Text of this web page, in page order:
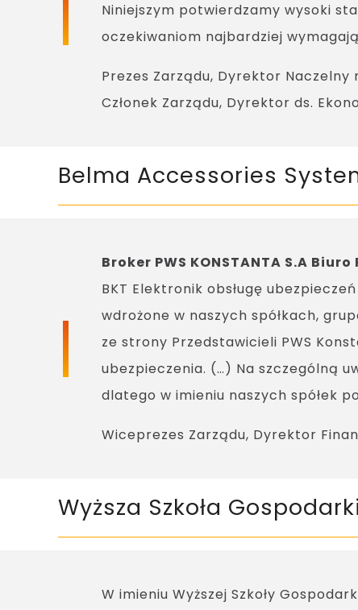
Niniejszym potwierdzamy wysoki
oczekiwaniom najbardziej
Prezes Zarządu, Dyrektor Naczelny
Członek Zarządu, Dyrektor ds.
Belma Accessories
Broker PWS KONSTANTA S.A
BKT Elektronik obsługę
wdrożone w naszych spółkach,
ze strony Przedstawicieli PWS
ubezpieczenia. (…) Na szczególną
dlatego w imieniu naszych spółek
Wiceprezes Zarządu, Dyrektor
Wyższa Szkoła
W imieniu Wyższej Szkoły